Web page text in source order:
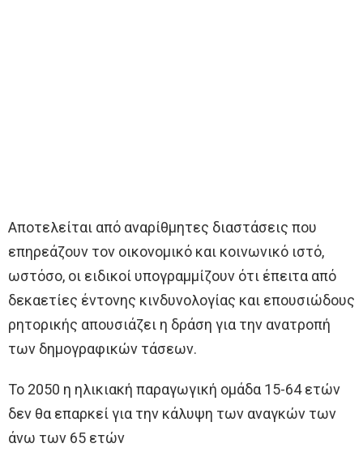
Αποτελείται από αναρίθμητες διαστάσεις που
επηρεάζουν τον οικονομικό και κοινωνικό ιστό,
ωστόσο, οι ειδικοί υπογραμμίζουν ότι έπειτα από
δεκαετίες έντονης κινδυνολογίας και επουσιώδους
ρητορικής απουσιάζει η δράση για την ανατροπή
των δημογραφικών τάσεων.
Το 2050 η ηλικιακή παραγωγική ομάδα 15-64 ετών
δεν θα επαρκεί για την κάλυψη των αναγκών των
άνω των 65 ετών